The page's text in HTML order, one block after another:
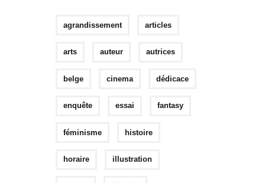
agrandissement articles
arts auteur autrices
belge cinema dédicace
enquête essai fantasy
féminisme histoire
horaire illustration